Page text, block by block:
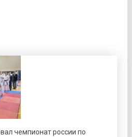
чемпионат россии по